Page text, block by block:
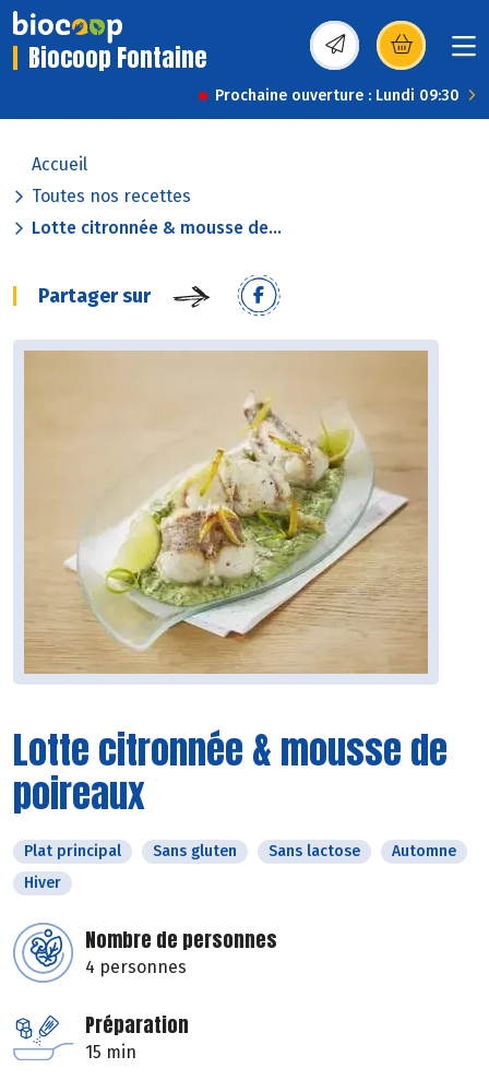
Biocoop Fontaine (s’ouvre dans une
Prochaine ouverture : Lundi 09:30
Accueil
Toutes nos recettes
Lotte citronnée & mousse de...
Partager sur
Lotte citronnée & mousse de
poireaux
Plat principal Sans gluten Sans lactose
Automne
Hiver
Nombre de personnes
4 personnes
Préparation
15 min